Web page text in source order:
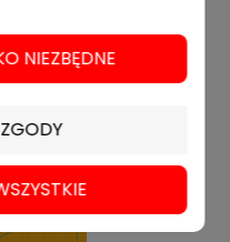
NIEZBĘDNE